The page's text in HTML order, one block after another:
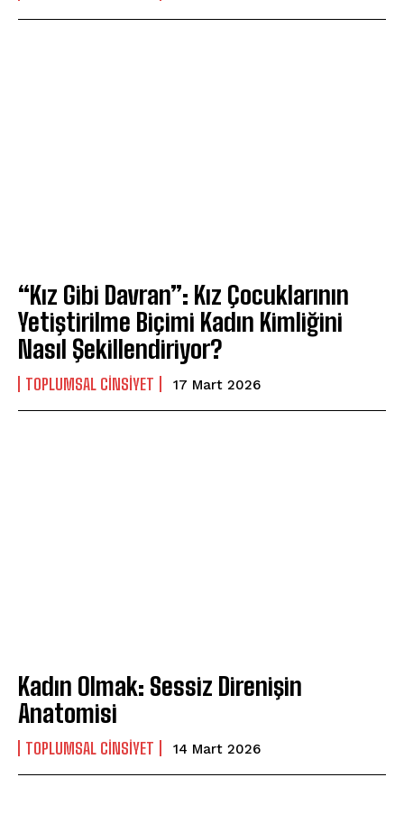
Gizlilik politikasınıokudum, onaylıyorum.
“Kız Gibi Davran”: Kız Çocuklarının
Yetiştirilme Biçimi Kadın Kimliğini
Nasıl Şekillendiriyor?
TOPLUMSAL CINSIYET 17 Mart 2026
Kadın Olmak: Sessiz Direnişin
Anatomisi
TOPLUMSAL CINSIYET 14 Mart 2026